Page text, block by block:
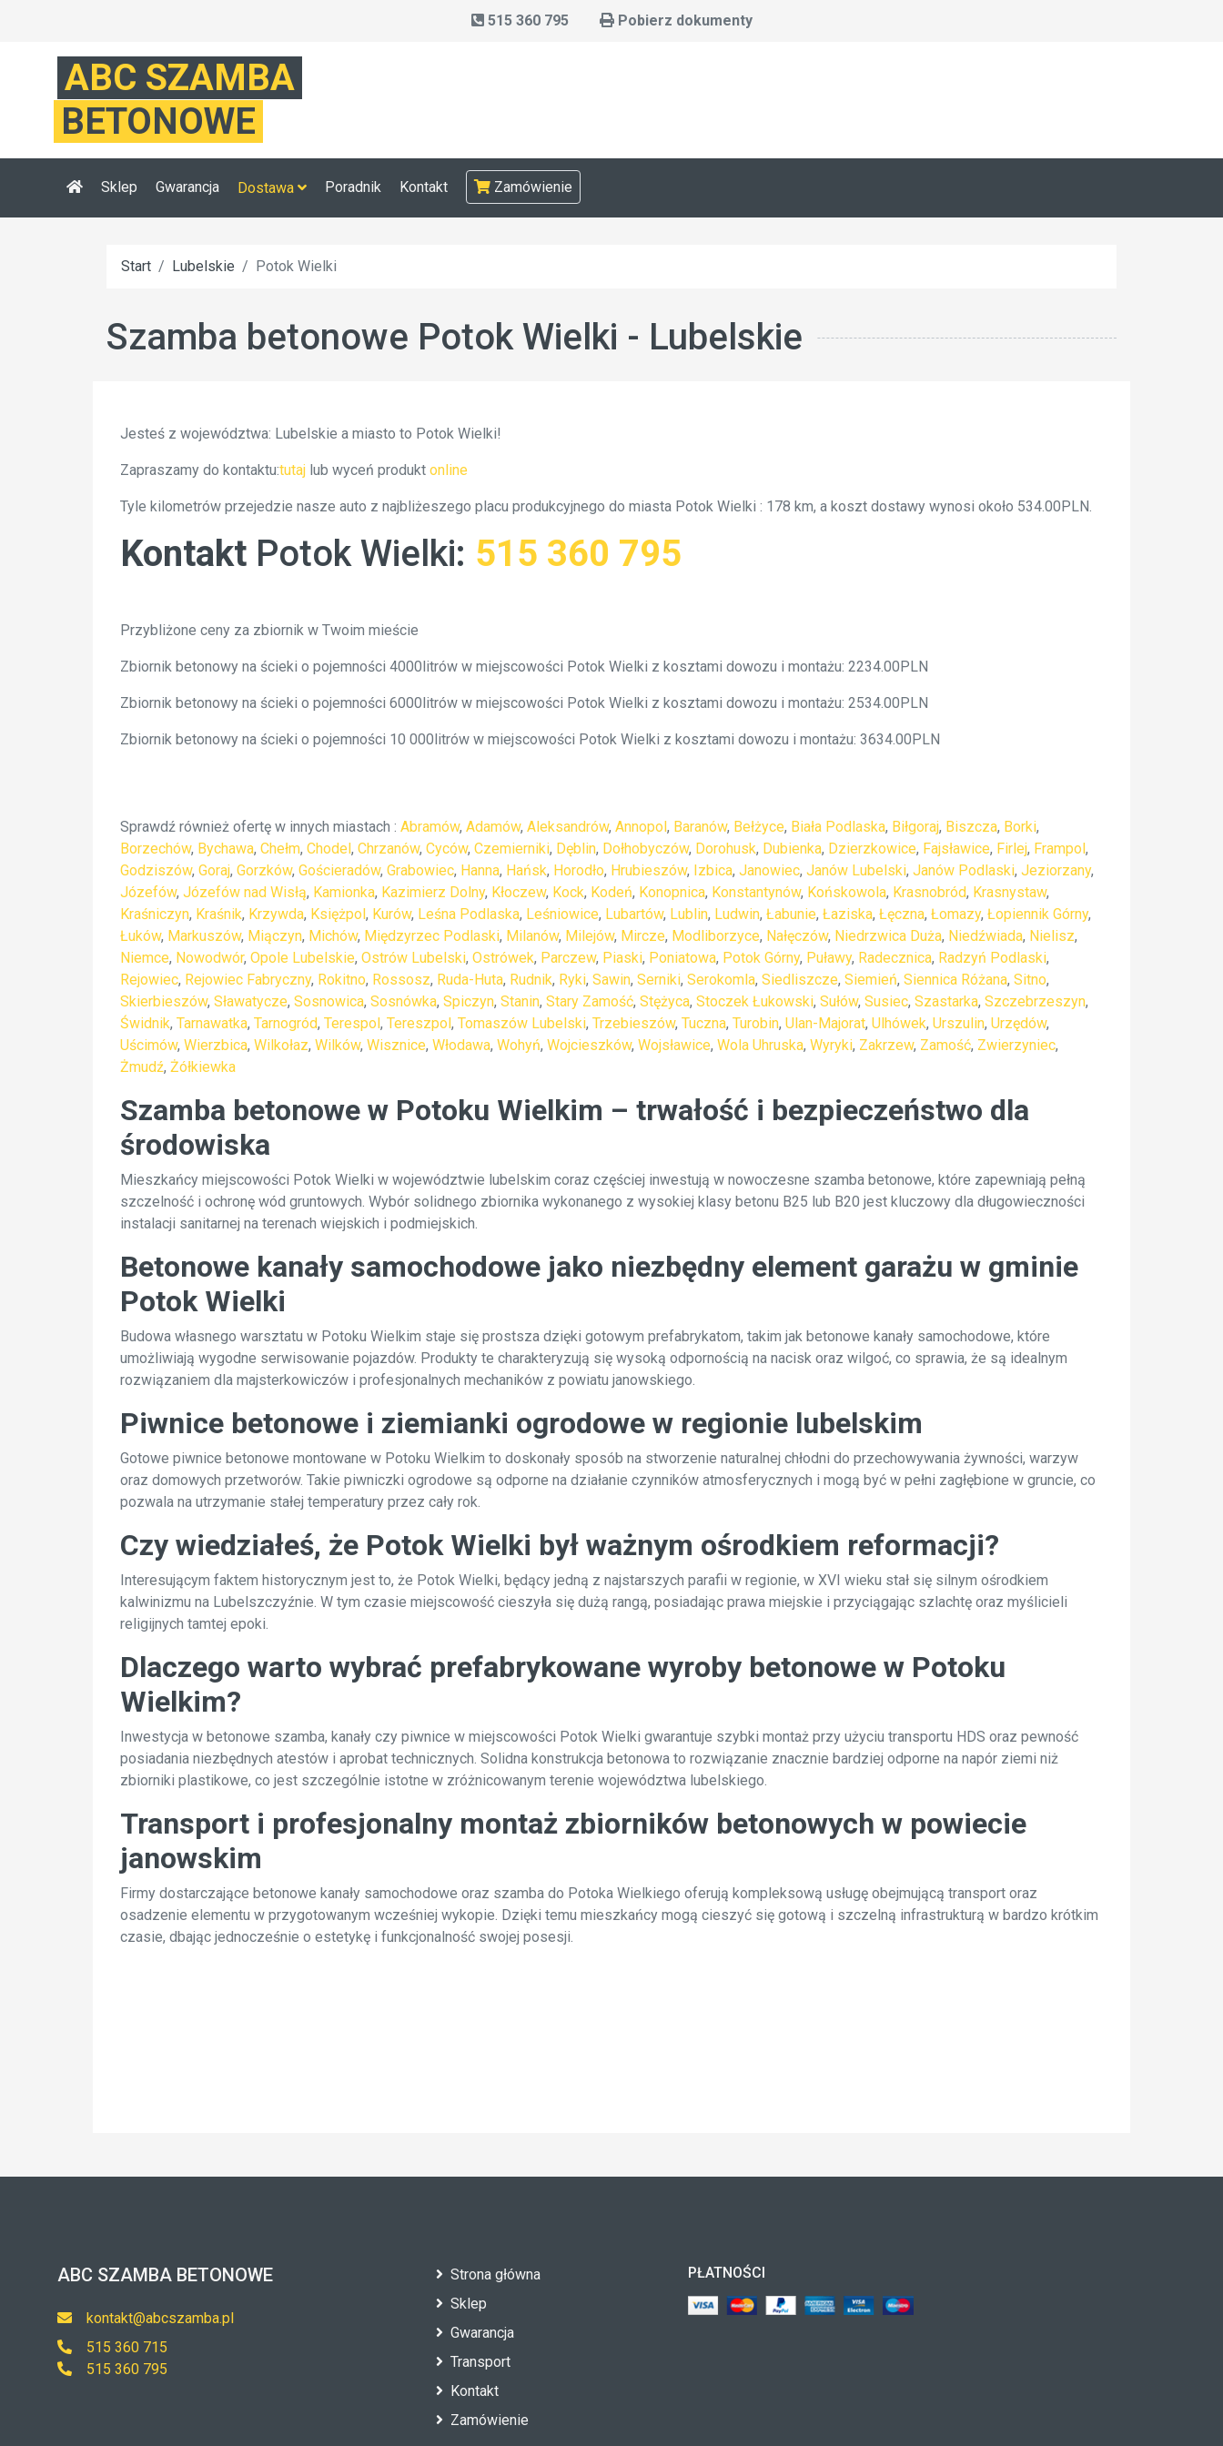
515 360 795 Pobierz dokumenty
ABC SZAMBA
BETONOWE
Sklep Gwarancja Dostawa Poradnik Kontakt Zamówienie
Start Lubelskie Potok Wielki
Szamba betonowe Potok Wielki - Lubelskie
Jesteś z województwa: Lubelskie a miasto to Potok Wielki!
Zapraszamy do kontaktu:tutaj lub wyceń produkt online
Tyle kilometrów przejedzie nasze auto z najbliżeszego placu produkcyjnego do miasta Potok Wielki : 178 km, a koszt dostawy wynosi około 534.00PLN.
Kontakt Potok Wielki: 515 360 795
Przybliżone ceny za zbiornik w Twoim mieście
Zbiornik betonowy na ścieki o pojemności 4000litrów w miejscowości Potok Wielki z kosztami dowozu i montażu: 2234.00PLN
Zbiornik betonowy na ścieki o pojemności 6000litrów w miejscowości Potok Wielki z kosztami dowozu i montażu: 2534.00PLN
Zbiornik betonowy na ścieki o pojemności 10 000litrów w miejscowości Potok Wielki z kosztami dowozu i montażu: 3634.00PLN
Sprawdź również ofertę w innych miastach : Abramów, Adamów, Aleksandrów, Annopol, Baranów, Bełżyce, Biała Podlaska, Biłgoraj, Biszcza, Borki,
Borzechów, Bychawa, Chełm, Chodel, Chrzanów, Cyców, Czemierniki, Dęblin, Dołhobyczów, Dorohusk, Dubienka, Dzierzkowice, Fajsławice, Firlej, Frampol,
Godziszów, Goraj, Gorzków, Gościeradów, Grabowiec, Hanna, Hańsk, Horodło, Hrubieszów, Izbica, Janowiec, Janów Lubelski, Janów Podlaski, Jeziorzany,
Józefów, Józefów nad Wisłą, Kamionka, Kazimierz Dolny, Kłoczew, Kock, Kodeń, Konopnica, Konstantynów, Końskowola, Krasnobród, Krasnystaw,
Kraśniczyn, Kraśnik, Krzywda, Księżpol, Kurów, Leśna Podlaska, Leśniowice, Lubartów, Lublin, Ludwin, Łabunie, Łaziska, Łęczna, Łomazy, Łopiennik Górny,
Łuków, Markuszów, Miączyn, Michów, Międzyrzec Podlaski, Milanów, Milejów, Mircze, Modliborzyce, Nałęczów, Niedrzwica Duża, Niedźwiada, Nielisz,
Niemce, Nowodwór, Opole Lubelskie, Ostrów Lubelski, Ostrówek, Parczew, Piaski, Poniatowa, Potok Górny, Puławy, Radecznica, Radzyń Podlaski,
Rejowiec, Rejowiec Fabryczny, Rokitno, Rossosz, Ruda-Huta, Rudnik, Ryki, Sawin, Serniki, Serokomla, Siedliszcze, Siemień, Siennica Różana, Sitno,
Skierbieszów, Sławatycze, Sosnowica, Sosnówka, Spiczyn, Stanin, Stary Zamość, Stężyca, Stoczek Łukowski, Sułów, Susiec, Szastarka, Szczebrzeszyn,
Świdnik, Tarnawatka, Tarnogród, Terespol, Tereszpol, Tomaszów Lubelski, Trzebieszów, Tuczna, Turobin, Ulan-Majorat, Ulhówek, Urszulin, Urzędów,
Uścimów, Wierzbica, Wilkołaz, Wilków, Wisznice, Włodawa, Wohyń, Wojcieszków, Wojsławice, Wola Uhruska, Wyryki, Zakrzew, Zamość, Zwierzyniec,
Żmudź, Żółkiewka
Szamba betonowe w Potoku Wielkim – trwałość i bezpieczeństwo dla
środowiska
Mieszkańcy miejscowości Potok Wielki w województwie lubelskim coraz częściej inwestują w nowoczesne szamba betonowe, które zapewniają pełną
szczelność i ochronę wód gruntowych. Wybór solidnego zbiornika wykonanego z wysokiej klasy betonu B25 lub B20 jest kluczowy dla długowieczności
instalacji sanitarnej na terenach wiejskich i podmiejskich.
Betonowe kanały samochodowe jako niezbędny element garażu w gminie
Potok Wielki
Budowa własnego warsztatu w Potoku Wielkim staje się prostsza dzięki gotowym prefabrykatom, takim jak betonowe kanały samochodowe, które
umożliwiają wygodne serwisowanie pojazdów. Produkty te charakteryzują się wysoką odpornością na nacisk oraz wilgoć, co sprawia, że są idealnym
rozwiązaniem dla majsterkowiczów i profesjonalnych mechaników z powiatu janowskiego.
Piwnice betonowe i ziemianki ogrodowe w regionie lubelskim
Gotowe piwnice betonowe montowane w Potoku Wielkim to doskonały sposób na stworzenie naturalnej chłodni do przechowywania żywności, warzyw
oraz domowych przetworów. Takie piwniczki ogrodowe są odporne na działanie czynników atmosferycznych i mogą być w pełni zagłębione w gruncie, co
pozwala na utrzymanie stałej temperatury przez cały rok.
Czy wiedziałeś, że Potok Wielki był ważnym ośrodkiem reformacji?
Interesującym faktem historycznym jest to, że Potok Wielki, będący jedną z najstarszych parafii w regionie, w XVI wieku stał się silnym ośrodkiem
kalwinizmu na Lubelszczyźnie. W tym czasie miejscowość cieszyła się dużą rangą, posiadając prawa miejskie i przyciągając szlachtę oraz myślicieli
religijnych tamtej epoki.
Dlaczego warto wybrać prefabrykowane wyroby betonowe w Potoku
Wielkim?
Inwestycja w betonowe szamba, kanały czy piwnice w miejscowości Potok Wielki gwarantuje szybki montaż przy użyciu transportu HDS oraz pewność
posiadania niezbędnych atestów i aprobat technicznych. Solidna konstrukcja betonowa to rozwiązanie znacznie bardziej odporne na napór ziemi niż
zbiorniki plastikowe, co jest szczególnie istotne w zróżnicowanym terenie województwa lubelskiego.
Transport i profesjonalny montaż zbiorników betonowych w powiecie
janowskim
Firmy dostarczające betonowe kanały samochodowe oraz szamba do Potoka Wielkiego oferują kompleksową usługę obejmującą transport oraz
osadzenie elementu w przygotowanym wcześniej wykopie. Dzięki temu mieszkańcy mogą cieszyć się gotową i szczelną infrastrukturą w bardzo krótkim
czasie, dbając jednocześnie o estetykę i funkcjonalność swojej posesji.
ABC SZAMBA BETONOWE
kontakt@abcszamba.pl
515 360 715
515 360 795
Strona główna
Sklep
Gwarancja
Transport
Kontakt
Zamówienie
PŁATNOŚCI